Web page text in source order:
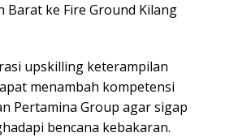
Barat ke Fire Ground Kilang
upskilling keterampilan
menambah kompetensi
Pertamina Group agar sigap
bencana kebakaran.